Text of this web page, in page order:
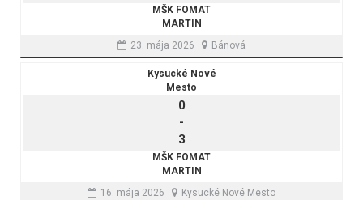
MŠK FOMAT
MARTIN
23. mája 2026
Bánová
Kysucké Nové
Mesto
0
-
3
MŠK FOMAT
MARTIN
16. mája 2026
Kysucké Nové Mesto